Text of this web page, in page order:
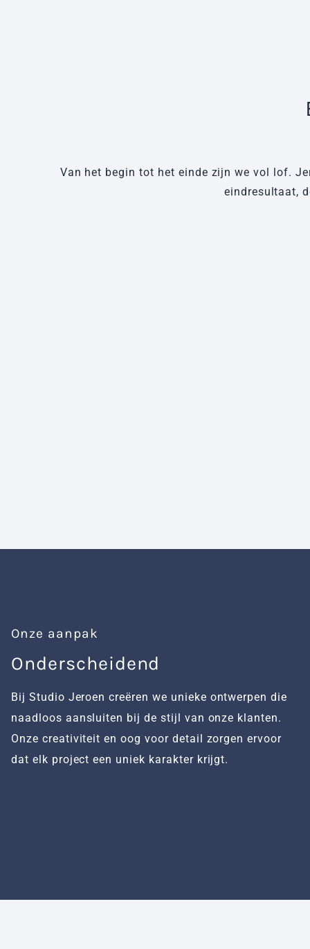
Van het begin tot het einde zijn we vol lof.
eindresultaat,
Onze aanpak
Onderscheidend
Bij Studio Jeroen creëren we unieke ontwerpen die
naadloos aansluiten bij de stijl van onze klanten.
Onze creativiteit en oog voor detail zorgen ervoor
dat elk project een uniek karakter krijgt.